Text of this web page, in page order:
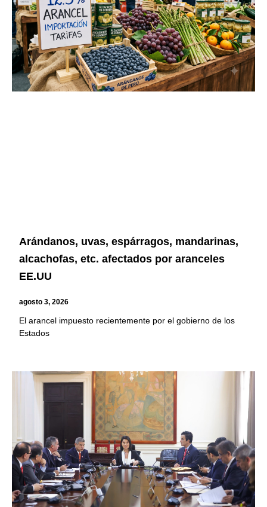
Arándanos, uvas, espárragos, mandarinas,
alcachofas, etc. afectados por aranceles
EE.UU
agosto 3, 2026
El arancel impuesto recientemente por el gobierno de los
Estados